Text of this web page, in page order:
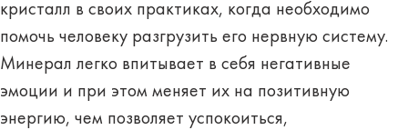
кристалл в своих практиках, когда необходимо
помочь человеку разгрузить его нервную систему.
Минерал легко впитывает в себя негативные
эмоции и при этом меняет их на позитивную
энергию, чем позволяет успокоиться,